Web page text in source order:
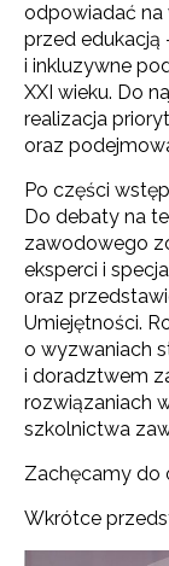
odpowiadać na
przed edukacją
i inkluzywne
XXI wieku. Do
realizacja
oraz
Po części
Do debaty na
zawodowego
eksperci i
oraz
Umiejętności.
o wyzwaniach
i doradztwem
rozwiązaniach
szkolnictwa
Zachęcamy do
Wkrótce